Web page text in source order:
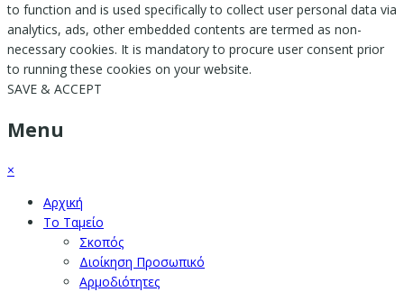
to function and is used specifically to collect user personal data via
analytics, ads, other embedded contents are termed as non-
necessary cookies. It is mandatory to procure user consent prior
to running these cookies on your website.
SAVE & ACCEPT
Menu
×
Αρχική
Το Ταμείο
Σκοπός
Διοίκηση Προσωπικό
Αρμοδιότητες